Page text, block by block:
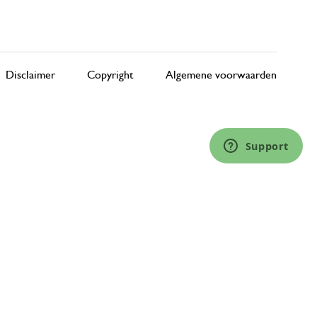
Disclaimer Copyright Algemene voorwaarden
Support